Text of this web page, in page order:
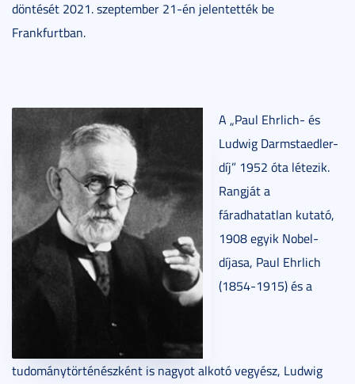
döntését 2021. szeptember 21-én jelentették be
Frankfurtban.
A „Paul Ehrlich- és
Ludwig Darmstaedler-
díj” 1952 óta létezik.
Rangját a
fáradhatatlan kutató,
1908 egyik Nobel-
díjasa, Paul Ehrlich
(1854-1915) és a
tudománytörténészként is nagyot alkotó vegyész, Ludwig